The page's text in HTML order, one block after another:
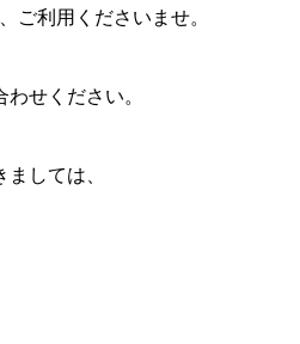
ご利用くださいませ。
せください。
しては、